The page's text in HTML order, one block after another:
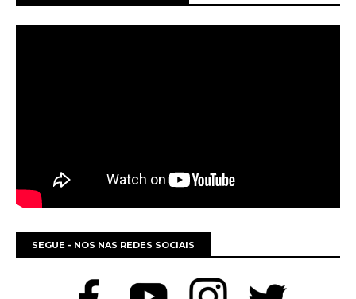
SEGUE - NOS NAS REDES SOCIAIS